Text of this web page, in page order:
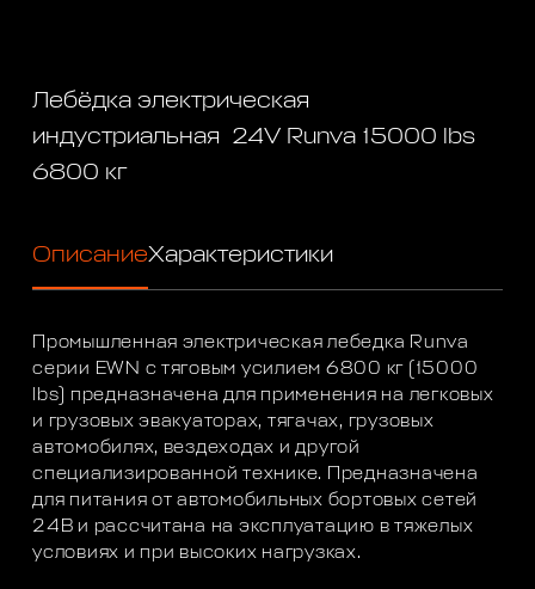
Лебёдка электрическая
индустриальная 24V Runva 15000 lbs
6800 кг
ОписаниеХарактеристики
Промышленная электрическая лебедка Runva
серии EWN с тяговым усилием 6800 кг (15000
lbs) предназначена для применения на легковых
и грузовых эвакуаторах, тягачах, грузовых
автомобилях, вездеходах и другой
специализированной технике. Предназначена
для питания от автомобильных бортовых сетей
24В и рассчитана на эксплуатацию в тяжелых
условиях и при высоких нагрузках.